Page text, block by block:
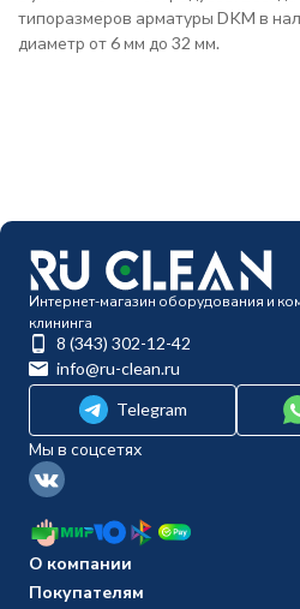
типоразмеров арматуры DKM в
диаметр от 6 мм до 32 мм.
Интернет-магазин оборудования и
клининга
8 (343) 302-12-42
info@ru-clean.ru
Telegram
Мы в соцсетях
О компании
Покупателям